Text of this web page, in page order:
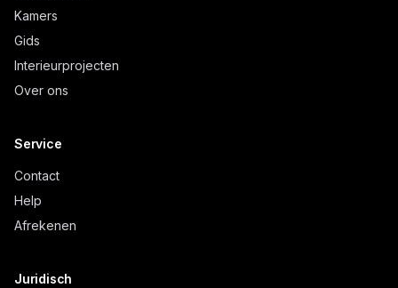
Kamers
Gids
Interieurprojecten
Over ons
Service
Contact
Help
Afrekenen
Juridisch